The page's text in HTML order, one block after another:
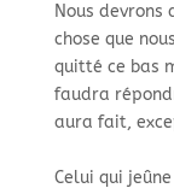
Nous devrons
chose que
quitté ce bas
faudra
aura fait,
Celui qui